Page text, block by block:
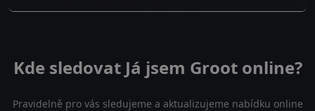
Kde sledovat Já jsem Groot online?
Pravidelně pro vás sledujeme a aktualizujeme nabídku online